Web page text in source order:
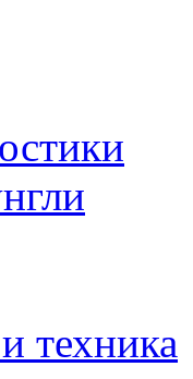
техника